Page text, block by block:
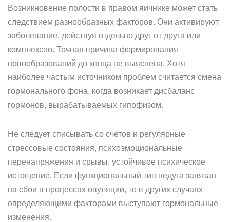
Возникновение полости в правом яичнике может стать
следствием разнообразных факторов. Они активируют
заболевание, действуя отдельно друг от друга или
комплексно. Точная причина формирования
новообразований до конца не выяснена. Хотя
наиболее частым источником проблем считается смена
гормонального фона, когда возникает дисбаланс
гормонов, вырабатываемых гипофизом.
Не следует списывать со счетов и регулярные
стрессовые состояния, психоэмоциональные
перенапряжения и срывы, устойчивое психическое
истощение. Если функциональный тип недуга завязан
на сбои в процессах овуляции, то в других случаях
определяющими факторами выступают гормональные
изменения.